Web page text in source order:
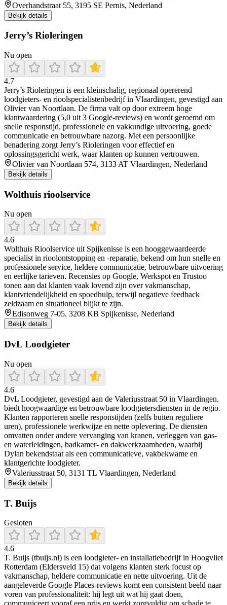
Overhandstraat 55, 3195 SE Pernis, Nederland
Bekijk details
Jerry’s Rioleringen
Nu open
4.7
Jerry’s Rioleringen is een kleinschalig, regionaal opererend
loodgieters- en rioolspecialistenbedrijf in Vlaardingen, gevestigd aan
Olivier van Noortlaan. De firma valt op door extreem hoge
klantwaardering (5,0 uit 3 Google-reviews) en wordt geroemd om
snelle responstijd, professionele en vakkundige uitvoering, goede
communicatie en betrouwbare nazorg. Met een persoonlijke
benadering zorgt Jerry’s Rioleringen voor effectief en
oplossingsgericht werk, waar klanten op kunnen vertrouwen.
Olivier van Noortlaan 574, 3133 AT Vlaardingen, Nederland
Bekijk details
Wolthuis rioolservice
Nu open
4.6
Wolthuis Rioolservice uit Spijkenisse is een hooggewaardeerde
specialist in rioolontstopping en -reparatie, bekend om hun snelle en
professionele service, heldere communicatie, betrouwbare uitvoering
en eerlijke tarieven. Recensies op Google, Werkspot en Trustoo
tonen aan dat klanten vaak lovend zijn over vakmanschap,
klantvriendelijkheid en spoedhulp, terwijl negatieve feedback
zeldzaam en situationeel blijkt te zijn.
Edisonweg 7-05, 3208 KB Spijkenisse, Nederland
Bekijk details
DvL Loodgieter
Nu open
4.6
DvL Loodgieter, gevestigd aan de Valeriusstraat 50 in Vlaardingen,
biedt hoogwaardige en betrouwbare loodgietersdiensten in de regio.
Klanten rapporteren snelle responstijden (zelfs buiten reguliere
uren), professionele werkwijze en nette oplevering. De diensten
omvatten onder andere vervanging van kranen, verleggen van gas‑
en waterleidingen, badkamer‐ en dakwerkzaamheden, waarbij
Dylan bekendstaat als een communicatieve, vakbekwame en
klantgerichte loodgieter.
Valeriusstraat 50, 3131 TL Vlaardingen, Nederland
Bekijk details
T. Buijs
Gesloten
4.6
T. Buijs (tbuijs.nl) is een loodgieter- en installatiebedrijf in Hoogvliet
Rotterdam (Eldersveld 15) dat volgens klanten sterk focust op
vakmanschap, heldere communicatie en nette uitvoering. Uit de
aangeleverde Google Places-reviews komt een consistent beeld naar
voren van professionaliteit: hij legt uit wat hij gaat doen,